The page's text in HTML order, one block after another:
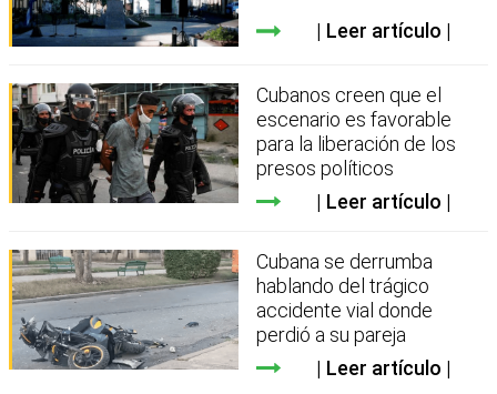
Leer artículo
Cubanos creen que el
escenario es favorable
para la liberación de los
presos políticos
Leer artículo
Cubana se derrumba
hablando del trágico
accidente vial donde
perdió a su pareja
Leer artículo